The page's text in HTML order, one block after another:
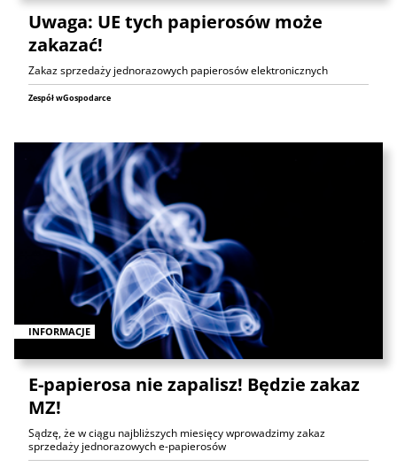
Uwaga: UE tych papierosów może
zakazać!
Zakaz sprzedaży jednorazowych papierosów elektronicznych
Zespół wGospodarce
INFORMACJE
E-papierosa nie zapalisz! Będzie zakaz
MZ!
Sądzę, że w ciągu najbliższych miesięcy wprowadzimy zakaz
sprzedaży jednorazowych e-papierosów